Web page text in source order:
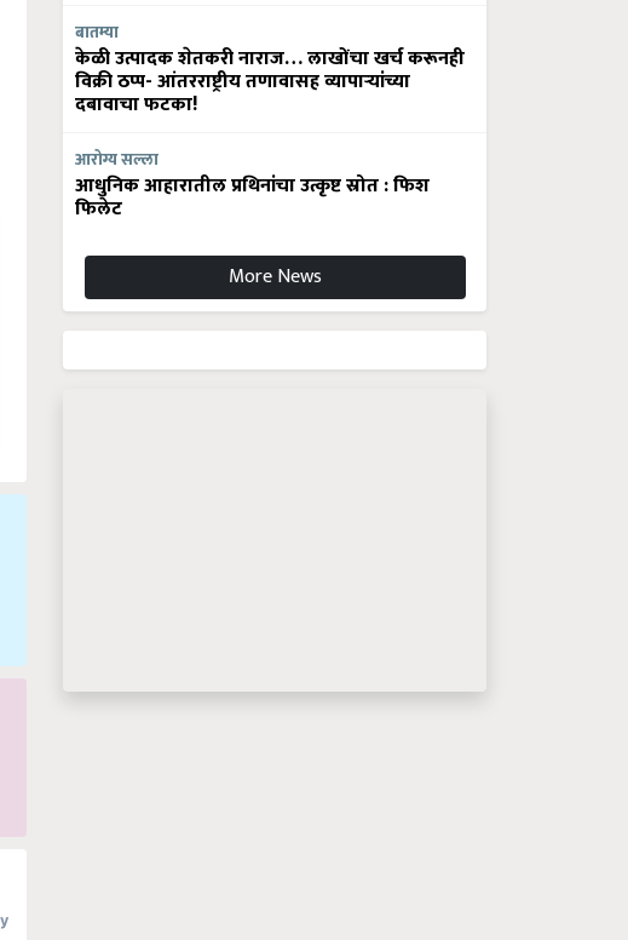
बातम्या
केळी उत्पादक शेतकरी नाराज… लाखोंचा खर्च करूनही
विक्री ठप्प- आंतरराष्ट्रीय तणावासह व्यापाऱ्यांच्या
दबावाचा फटका!
आरोग्य सल्ला
आधुनिक आहारातील प्रथिनांचा उत्कृष्ट स्रोत : फिश
फिलेट
More News